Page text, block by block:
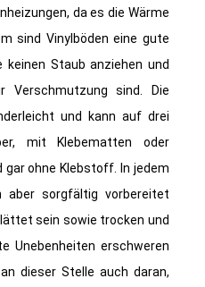
da es die Wärme
sind Vinylböden eine gute
Staub anziehen und
Verschmutzung sind. Die
und kann auf drei
mit Klebematten oder
gar ohne Klebstoff. In jedem
aber sorgfältig vorbereitet
sein sowie trocken und
Unebenheiten erschweren
dieser Stelle auch daran,